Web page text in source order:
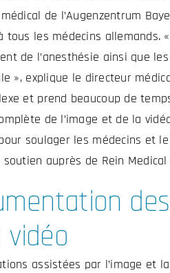
de l’Augenzentrum
tous les médecins allemands.
de l’anesthésie ainsi que
», explique le directeur
et prend beaucoup de
de l’image et de la
soulager les médecins et
auprès de Rein Medical
assistées par l’image et